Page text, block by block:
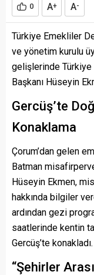
0 A+ A-
Türkiye Emekliler
ve yönetim kurulu
gelişlerinde
Başkanı Hüseyin
Gercüş’te
Konaklama
Çorum’dan gelen
Batman
Hüseyin Ekmen,
hakkında bilgiler
ardından gezi
saatlerinde kentin
Gercüş’te konakladı.
“Şehirler